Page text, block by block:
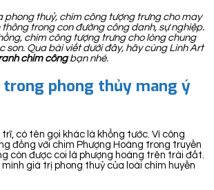
phong thuỷ, chim công tượng trưng cho may
trong con đường công danh, sự nghiệp.
chim công tượng trưng cho lòng chung
son. Qua bài viết dưới đây, hãy cùng Linh Art
chim côngbạn nhé.
trong phong thủy mang ý
có tên gọi khác là khổng tước. Vì công
đồng với chim Phượng Hoàng trong truyền
còn được coi là phượng hoàng trên trái đất.
giá trị phong thuỷ của loài chim huyền